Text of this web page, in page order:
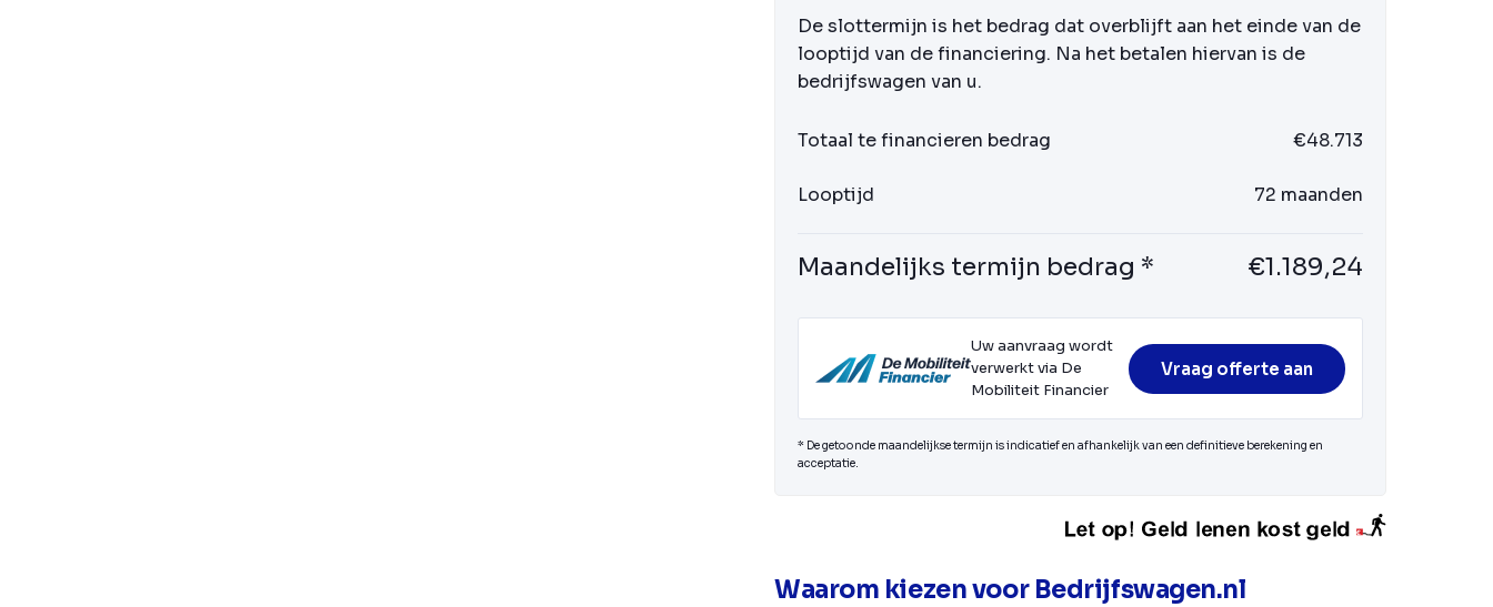
De slottermijn is het bedrag dat overblijft aan het einde van de
looptijd van de financiering. Na het betalen hiervan is de
bedrijfswagen van u.
Totaal te financieren bedrag €48.713
Looptijd 72 maanden
Maandelijks termijn bedrag * €1.189,24
Uw aanvraag wordt
verwerkt via De
Mobiliteit Financier
Vraag offerte aan
* De getoonde maandelijkse termijn is indicatief en afhankelijk van een definitieve berekening en
acceptatie.
Waarom kiezen voor Bedrijfswagen.nl